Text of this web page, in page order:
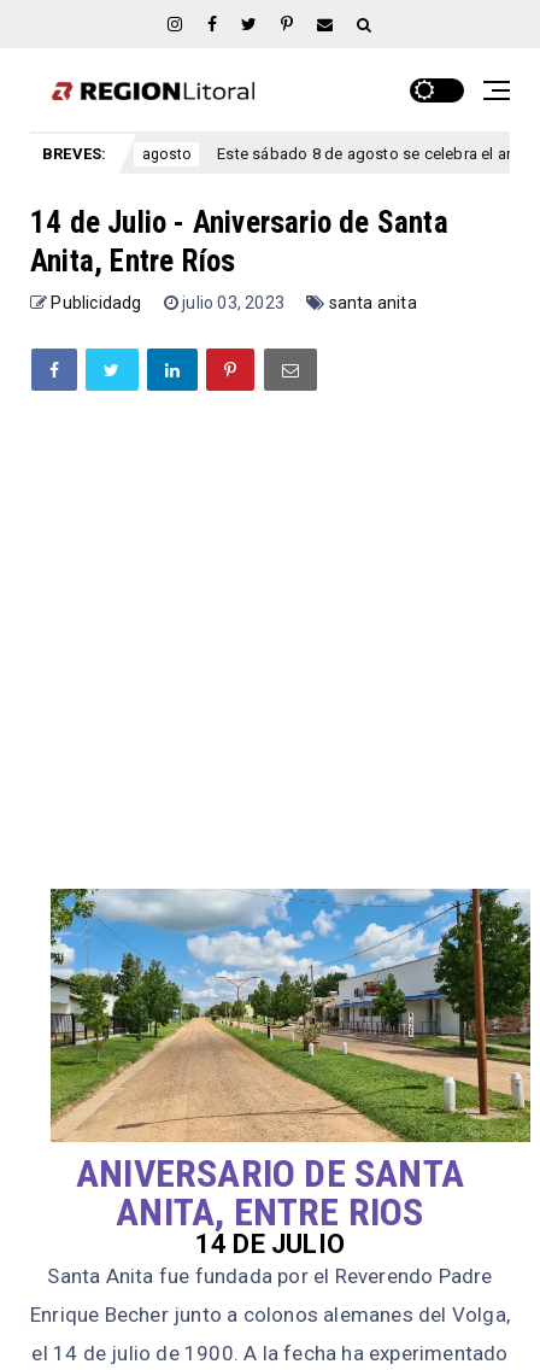
BREVES:
agosto Este sábado 8 de agosto se celebra el aniversario San
14 de Julio - Aniversario de Santa
Anita, Entre Ríos
Publicidadg julio 03, 2023 santa anita
ANIVERSARIO DE SANTA
ANITA, ENTRE RIOS
14 DE JULIO
Santa Anita fue fundada por el Reverendo Padre
Enrique Becher junto a colonos alemanes del Volga,
el 14 de julio de 1900. A la fecha ha experimentado